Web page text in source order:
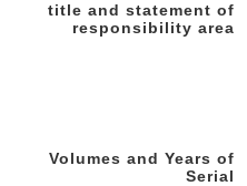
title and statement of
responsibility area
Volumes and Years of
Serial